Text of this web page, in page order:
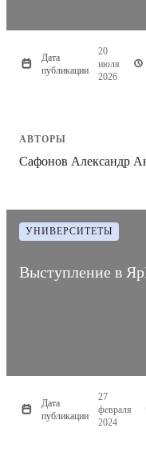
Дата
публикации
20
июля
2026
АВТОРЫ
Сафонов Александр
УНИВЕРСИТЕТЫ
Выступление в
Дата
публикации
27
февраля
2024